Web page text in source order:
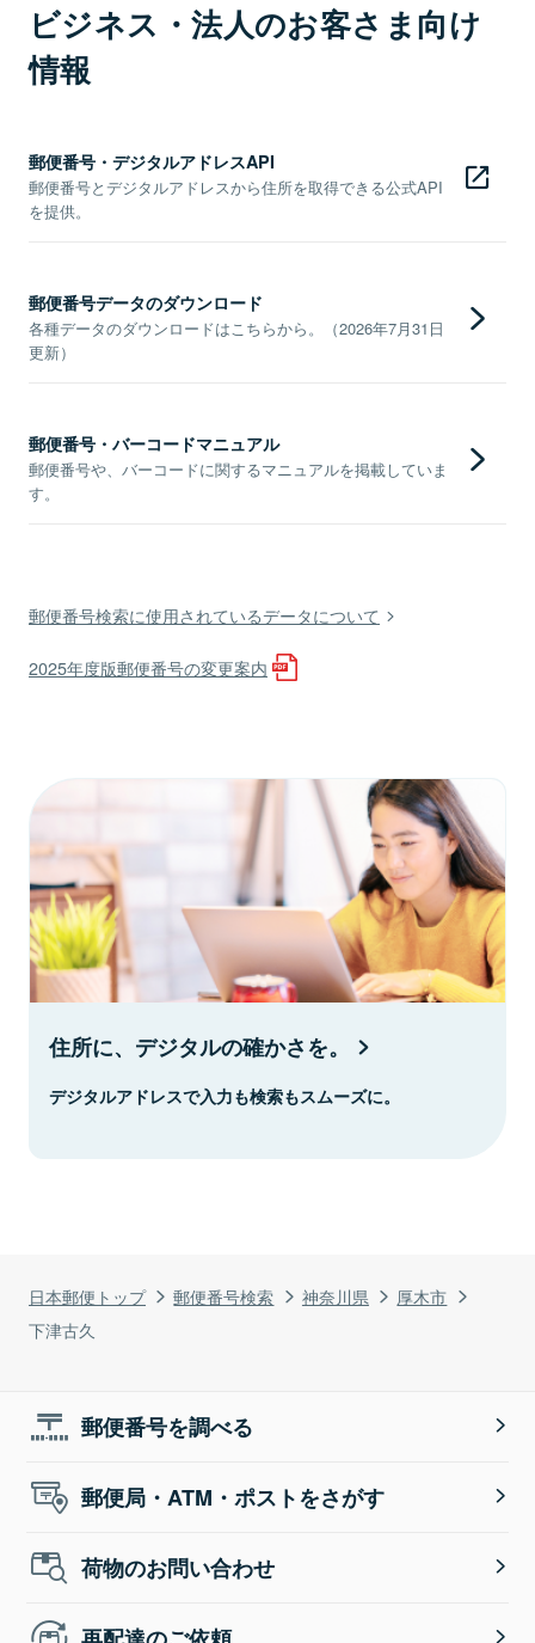
日本郵便トップ 郵便番号検索 神奈川県
厚木市
下津古久
ビジネス・法人のお客さま向け
情報
郵便番号・デジタルアドレスAPI
郵便番号とデジタルアドレスから住所を取得できる公式API
を提供。
郵便番号データのダウンロード
各種データのダウンロードはこちらから。（2026年7月31日
更新）
郵便番号・バーコードマニュアル
郵便番号や、バーコードに関するマニュアルを掲載していま
す。
郵便番号検索に使用されているデータについて
2025年度版郵便番号の変更案内
住所に、デジタルの確かさを。
デジタルアドレスで入力も検索もスムーズに。
郵便番号を調べる
郵便局・ATM・ポストをさがす
荷物のお問い合わせ